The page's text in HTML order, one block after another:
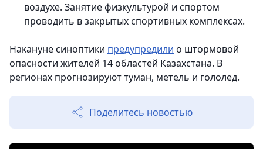
воздухе. Занятие физкультурой и спортом
проводить в закрытых спортивных комплексах.
Накануне синоптики предупредили о штормовой
опасности жителей 14 областей Казахстана. В
регионах прогнозируют туман, метель и гололед.
Поделитесь новостью